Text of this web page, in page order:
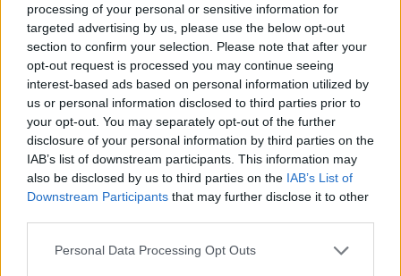
processing of your personal or sensitive information for
targeted advertising by us, please use the below opt-out
section to confirm your selection. Please note that after your
opt-out request is processed you may continue seeing
interest-based ads based on personal information utilized by
us or personal information disclosed to third parties prior to
your opt-out. You may separately opt-out of the further
disclosure of your personal information by third parties on the
IAB’s list of downstream participants. This information may
also be disclosed by us to third parties on the IAB’s List of
Downstream Participants that may further disclose it to other
Personal Data Processing Opt Outs
Del 1 al 7 de febrero
Semana Mundial de la Armonía
Interconfesional
Del 16 al 22 de marzo
Semana Mundial del Cerebro
Del 16 al 22 de marzo
Semana Mundial del Dinero
Semana de solidaridad con los pueblos